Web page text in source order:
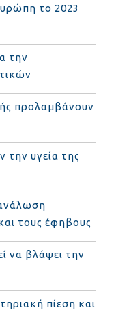
το 2023
την
προλαμβάνουν
την υγεία της
τους έφηβους
να βλάψει την
πίεση και